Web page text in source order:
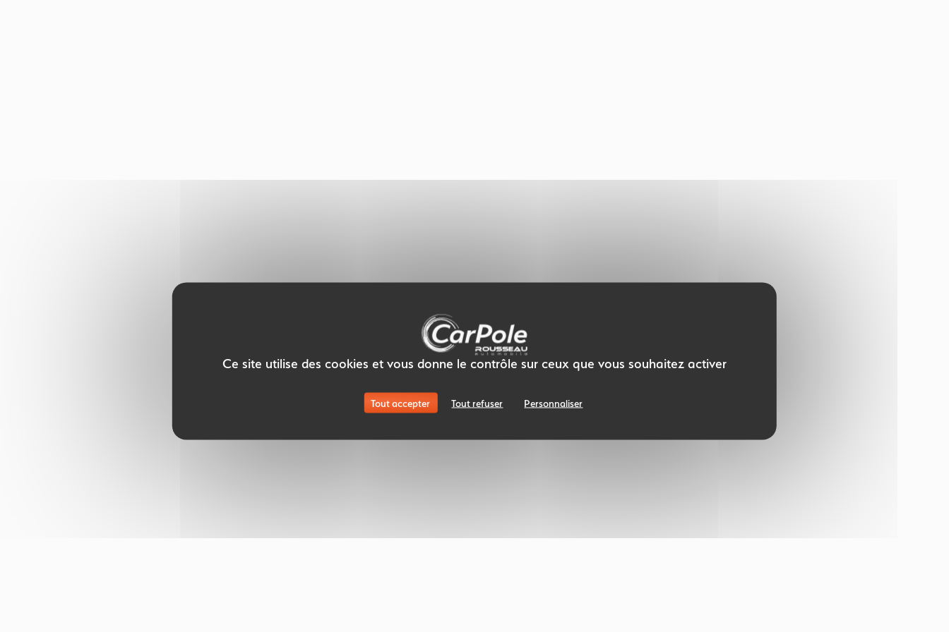
Ce site utilise des cookies et vous donne le contrôle sur ceux que vous souhaitez activer
Tout accepter Tout refuser Personnaliser